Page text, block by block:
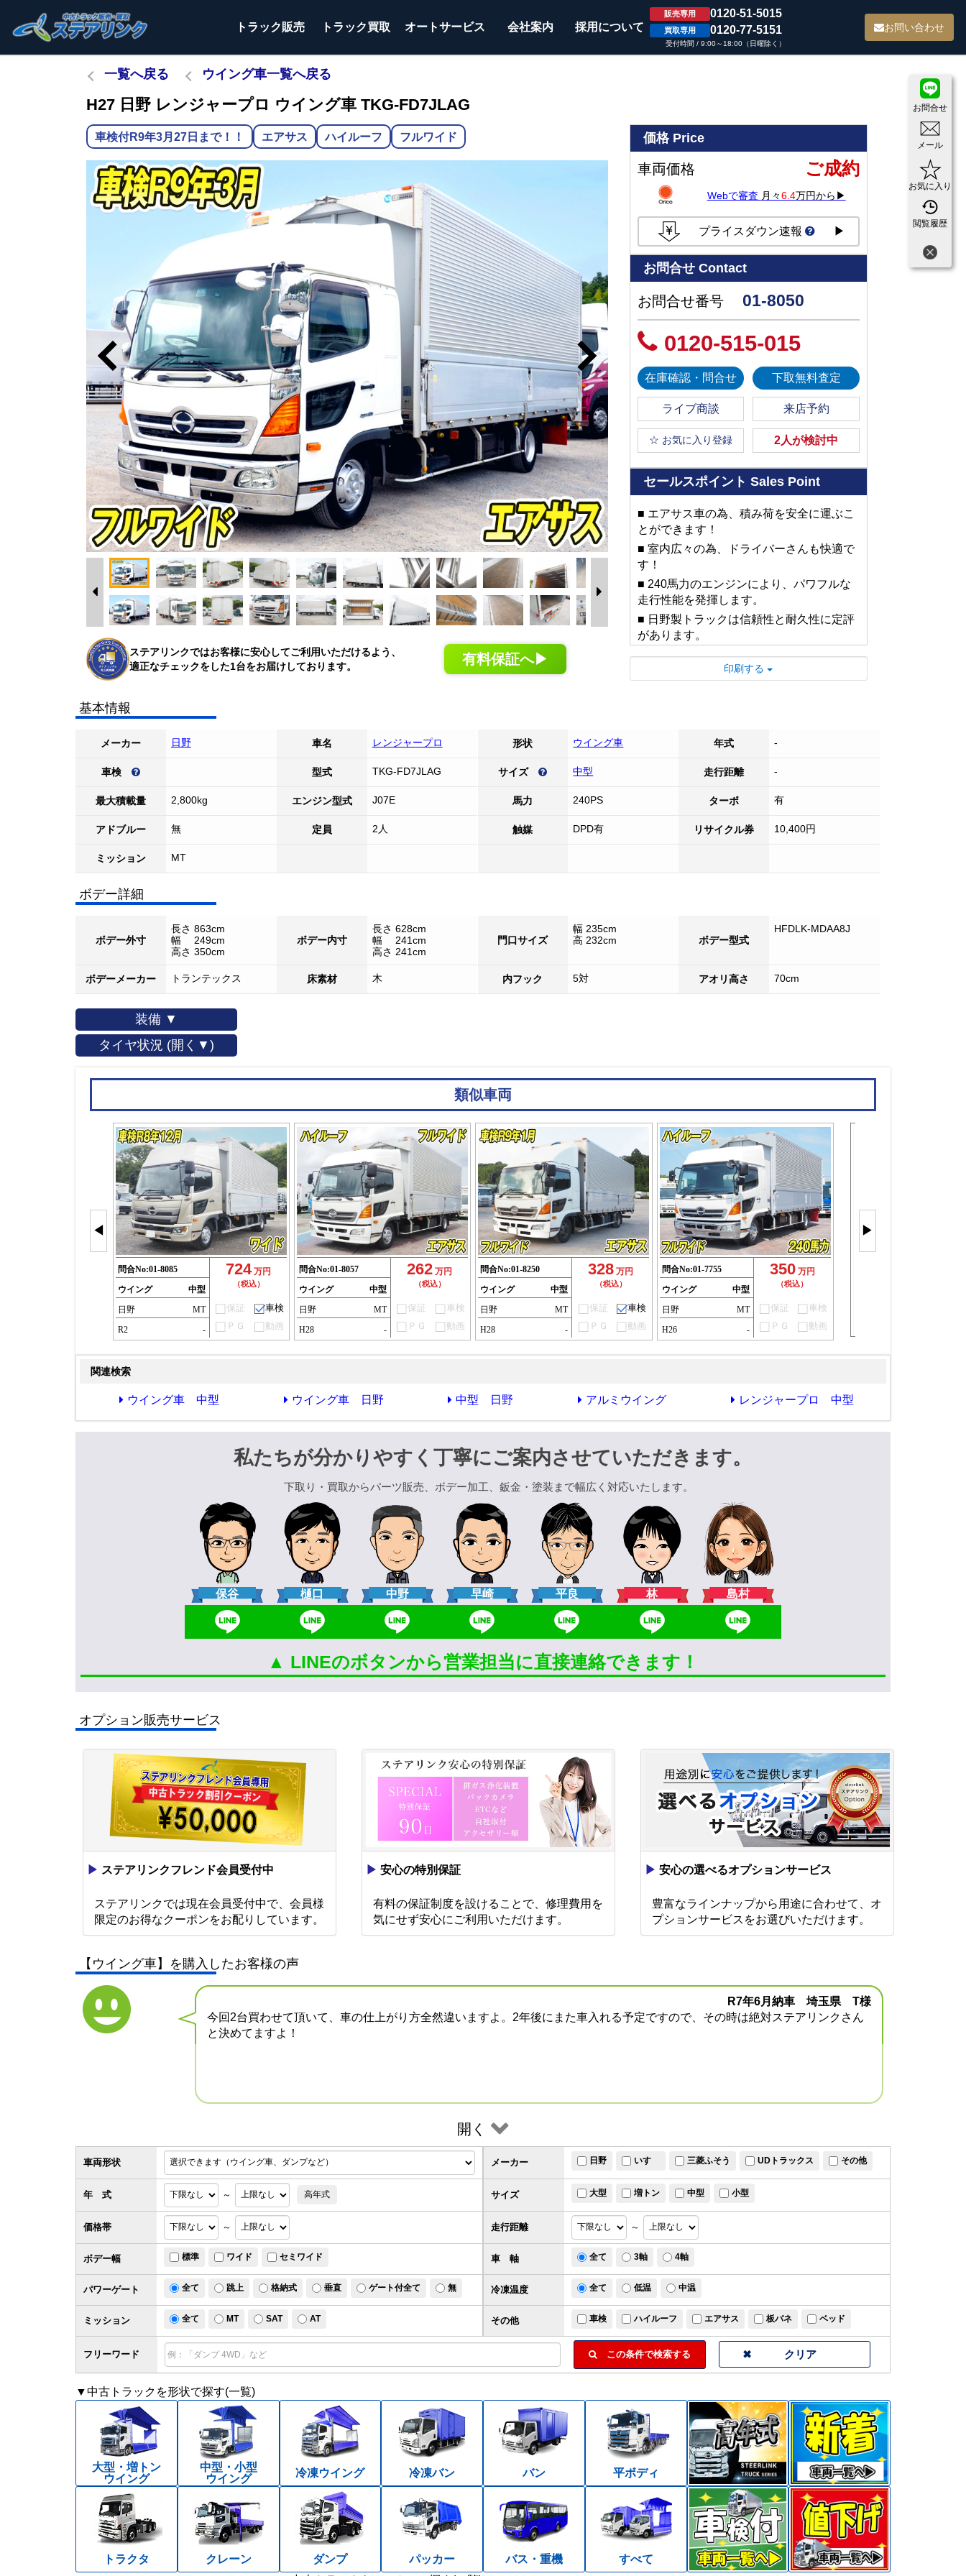
トラック販売 トラック買取 オートサービス 会社案内 採用について
販売専用 0120-51-5015
買取専用 0120-77-5151
受付時間 / 9:00～18:00（日曜除く）
お問い合わせ
お問合せ
メール
お気に入り
閲覧履歴
一覧へ戻る ウイング車一覧へ戻る
H27 日野 レンジャープロ ウイング車 TKG-FD7JLAG
車検付R9年3月27日まで！！ エアサス ハイルーフ フルワイド
ステアリンクではお客様に安心してご利用いただけるよう、
適正なチェックをした1台をお届けしております。
有料保証へ▶
価格Price
車両価格 ご成約
Webで審査 月々6.4万円から▶
プライスダウン速報 ▶
お問合せ Contact
お問合せ番号 01-8050
0120-515-015
在庫確認・問合せ 下取無料査定
ライブ商談 来店予約
☆ お気に入り登録 2人が検討中
セールスポイント Sales Point
■ エアサス車の為、積み荷を安全に運ぶこ
とができます！
■ 室内広々の為、ドライバーさんも快適で
す！
■ 240馬力のエンジンにより、パワフルな
走行性能を発揮します。
■ 日野製トラックは信頼性と耐久性に定評
があります。
■ 来店不要の便利なライブ商談や出張商談
■ 各種オプションも承っております。お気
印刷する
基本情報
メーカー 日野 車名 レンジャープロ 形状 ウイング車 年式 -
車検 型式 TKG-FD7JLAG サイズ 中型 走行距離 -
最大積載量 2,800kg エンジン型式 J07E 馬力 240PS ターボ 有
アドブルー 無 定員 2人 触媒 DPD有 リサイクル券 10,400円
ミッション MT
ボデー詳細
ボデー外寸
長さ 863cm
幅 249cm
高さ 350cm
ボデー内寸
長さ 628cm
幅 241cm
高さ 241cm
門口サイズ
幅 235cm
高 232cm
ボデー型式
HFDLK-MDAA8J
ボデーメーカー トランテックス 床素材 木 内フック 5対 アオリ高さ 70cm
装備 ▼
タイヤ状況 (開く▼)
類似車両
◀
問合No:01-8085
ウイング
中型
日野
MT
R2
-
724 万円
（税込）
保証
車検
ＰＧ
動画
問合No:01-8057
ウイング
中型
日野
MT
H28
-
262 万円
（税込）
保証
車検
ＰＧ
動画
問合No:01-8250
ウイング
中型
日野
MT
H28
-
328 万円
（税込）
保証
車検
ＰＧ
動画
問合No:01-7755
ウイング
中型
日野
MT
H26
-
350 万円
（税込）
保証
車検
ＰＧ
動画
▶
関連検索
ウイング車 中型 ウイング車 日野 中型 日野 アルミウイング レンジャープロ 中型
私たちが分かりやすく丁寧にご案内させていただきます。
下取り・買取からパーツ販売、ボデー加工、鈑金・塗装まで幅広く対応いたします。
保谷 樋口 中野 早崎 平良 林 島村
▲ LINEのボタンから営業担当に直接連絡できます！
オプション販売サービス
▶ ステアリンクフレンド会員受付中
ステアリンクでは現在会員受付中で、会員様
限定のお得なクーポンをお配りしています。
▶ 安心の特別保証
有料の保証制度を設けることで、修理費用を
気にせず安心にご利用いただけます。
▶ 安心の選べるオプションサービス
豊富なラインナップから用途に合わせて、オ
プションサービスをお選びいただけます。
【ウイング車】を購入したお客様の声
R7年6月納車 埼玉県 T様
今回2台買わせて頂いて、車の仕上がり方全然違いますよ。2年後にまた車入れる予定ですので、その時は絶対ステアリンクさん
と決めてますよ！
開く
車両形状
サイズ 大型 増トン 中型 小型
価格帯 ～
フリーワード この条件で検索する
メーカー 日野 いすゞ 三菱ふそう UDトラックス その他
年 式 ～ 高年式
走行距離 ～
ボデー幅 標準 ワイド セミワイド 車 軸 全て 3軸 4軸
パワーゲート 全て 跳上 格納式 垂直 ゲート付全て 無 冷凍温度 全て 低温 中温
ミッション 全て MT SAT AT その他 車検 ハイルーフ エアサス 板バネ ベッド
▼中古トラックを形状で探す(一覧)
大型・増トン
ウイング
中型・小型
ウイング
冷凍ウイング 冷凍バン バン 平ボディ
トラクタ クレーン ダンプ パッカー バス・重機
すべて